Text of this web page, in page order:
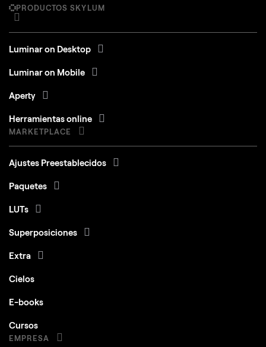
PRODUCTOS SKYLUM
Luminar on Desktop
Luminar on Mobile
Aperty
Herramientas online
MARKETPLACE
Ajustes Preestablecidos
Paquetes
LUTs
Superposiciones
Extra
Cielos
E-books
Cursos
EMPRESA